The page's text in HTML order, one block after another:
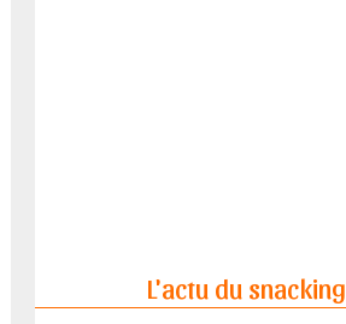
L'actu du snacking